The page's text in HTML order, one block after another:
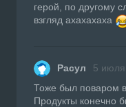
герой, по другому
взгляд ахахахаха
Расул 5
Тоже был поваром в
Продукты конечно